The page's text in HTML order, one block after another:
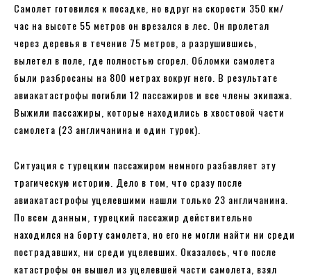
Самолет готовился к посадке, но вдруг на скорости 350 км/
час на высоте 55 метров он врезался в лес. Он пролетал
через деревья в течение 75 метров, а разрушившись,
вылетел в поле, где полностью сгорел. Обломки самолета
были разбросаны на 800 метрах вокруг него. В результате
авиакатастрофы погибли 12 пассажиров и все члены экипажа.
Выжили пассажиры, которые находились в хвостовой части
самолета (23 англичанина и один турок).
Ситуация с турецким пассажиром немного разбавляет эту
трагическую историю. Дело в том, что сразу после
авиакатастрофы уцелевшими нашли только 23 англичанина.
По всем данным, турецкий пассажир действительно
находился на борту самолета, но его не могли найти ни среди
пострадавших, ни среди уцелевших. Оказалось, что после
катастрофы он вышел из уцелевшей части самолета, взял